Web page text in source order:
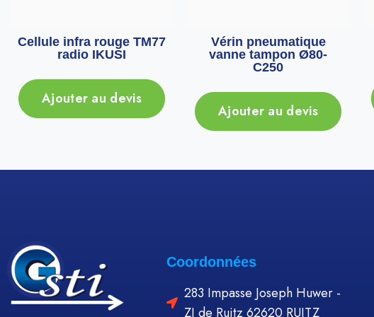
Cellule infra rouge TM77
radio IKUSI
Ajouter au devis
Vérin pneumatique
vanne tampon Ø80-
C250
Ajouter au devis
Coordonnées
283 Impasse Joseph Huwer -
ZI de Ruitz 62620 RUITZ